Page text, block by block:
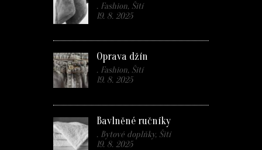
. Fashion, Šití
19. 8. 2025
Oprava džín
. Fashion, Šití
19. 8. 2025
Bavlněné ručníky
. Bytové doplňky, Šití
19. 8. 2025